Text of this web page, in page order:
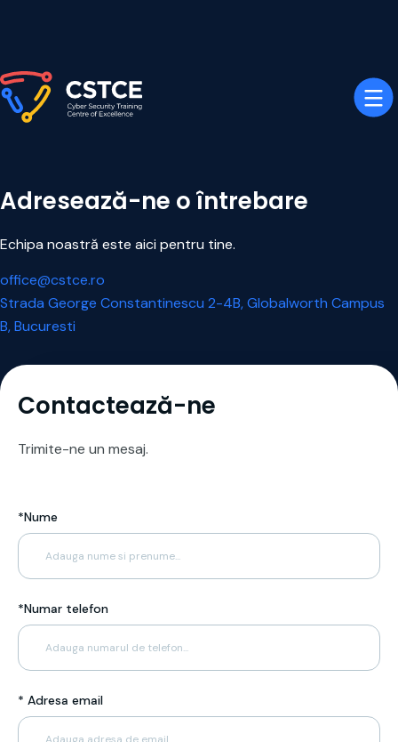
Adresează-ne o întrebare
Echipa noastră este aici pentru tine.
office@cstce.ro
Strada George Constantinescu 2-4B, Globalworth Campus
B, Bucuresti
Contactează-ne
Trimite-ne un mesaj.
*Nume
*Numar telefon
* Adresa email